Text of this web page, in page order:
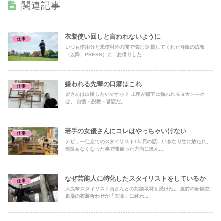
関連記事
仕事 衣装使い回しと言われないように
いつも使用分と未使用分の間で悩む😕 貸してくれた洋服の広報
（以降、PRESS）に「お借りした...
仕事 嫌われる先輩の口癖はこれ
皆さんは自慢したいですか？ 上司が部下に嫌われる３大トーク
は、 自慢・説教・昔話だ。 ...
仕事 若手の女優さんにコレはやっちゃいけない
デビュー仕立てのスタイリスト1年目の話、いきなり世に放たれ、
制限もなくなった事で間違った方向に進ん...
仕事 なぜ芸能人に特化したスタイリストをしているか
大先輩スタイリスト西さんとの対談取材を受けた。 直前の新国立
劇場の衣装合わせが「失敗」に終わ...